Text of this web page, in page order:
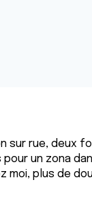
sur rue, deux
pour un zona
plus de